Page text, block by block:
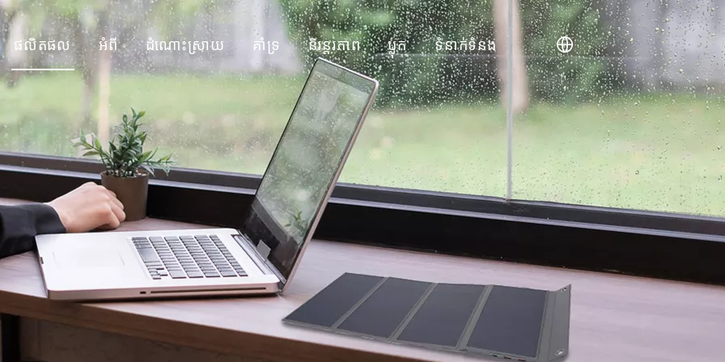
ផលិតផល អំពី ដំណោះស្រាយ គាំទ្រ និរន្តរភាព ប្លុក ទំនាក់ទំនង